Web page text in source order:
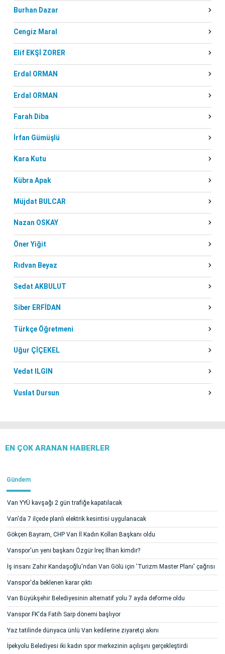
Burhan Dazar
Cengiz Maral
Elif EKŞİ ZORER
Erdal ORMAN
Erdal ORMAN
Farah Diba
İrfan Gümüşlü
Kara Kutu
Kübra Apak
Müjdat BULCAR
Nazan OSKAY
Öner Yiğit
Rıdvan Beyaz
Sedat AKBULUT
Siber ERFİDAN
Türkçe Öğretmeni
Uğur ÇİÇEKEL
Vedat ILGIN
Vuslat Dursun
EN ÇOK ARANAN HABERLER
Gündem
Van YYÜ kavşağı 2 gün trafiğe kapatılacak
Van'da 7 ilçede planlı elektrik kesintisi uygulanacak
Gökçen Bayram, CHP Van İl Kadın Kolları Başkanı oldu
Vanspor'un yeni başkanı Özgür İreç İlhan kimdir?
İş insanı Zahir Kandaşoğlu'ndan Van Gölü için 'Turizm Master Planı' çağrısı
Vanspor'da beklenen karar çıktı
Van Büyükşehir Belediyesinin alternatif yolu 7 ayda deforme oldu
Vanspor FK'da Fatih Sarp dönemi başlıyor
Yaz tatilinde dünyaca ünlü Van kedilerine ziyaretçi akını
İpekyolu Belediyesi iki kadın spor merkezinin açılışını gerçekleştirdi